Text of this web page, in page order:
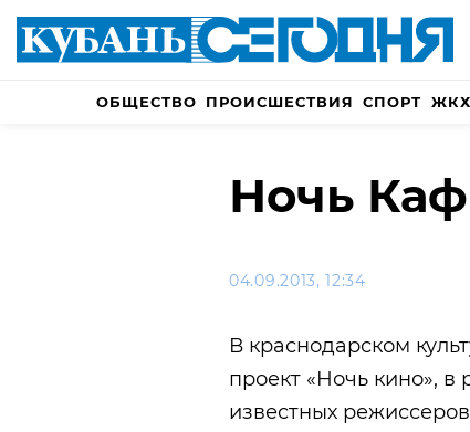
ОБЩЕСТВО ПРОИСШЕСТВИЯ СПОРТ ЖКХ
Ночь
04.09.2013, 12:34
В краснодарском
проект «Ночь кино»,
известных